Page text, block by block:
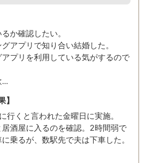
か確認したい。
アプリで知り合い結婚した。
プリを利用している気がするので
】
行くと言われた金曜日に実施。
酒屋に入るのを確認。2時間弱で
乗るが、数駅先で夫は下車した。